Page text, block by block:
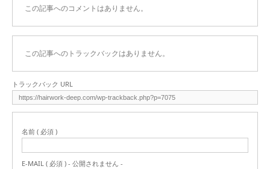
この記事へのコメントはありません。
この記事へのトラックバックはありません。
トラックバック URL
名前 ( 必須 )
E-MAIL ( 必須 ) - 公開されません -